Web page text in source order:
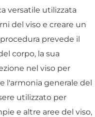
versatile utilizzata
del viso e creare un
prevede il
corpo, la sua
nel viso per
l'armonia generale del
utilizzato per
e altre aree del viso,